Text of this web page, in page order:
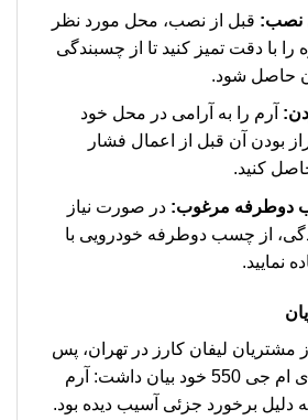
نصب: قبل از نصب، محل مورد نظر
را با دقت تمیز کنید تا از چسبندگی
حاصل شود.
آرم را به آرامی در محل خود
بودن آن قبل از اعمال فشار
کنید.
دوطرفه مرغوب: در صورت نیاز
از چسب دوطرفه خودرویی با
نمایید.
مشتریان لیفان کارز در تهران، پس
از خرید آرم جلو برای ام جی 550 خود بیان داشت: آرم
دلیل برخورد جزئی آسیب دیده بود.